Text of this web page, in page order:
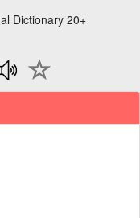
Dictionary 20+